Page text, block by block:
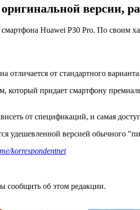
версии,
Huawei P30 Pro. По своим
от стандартного варианта.
который придает смартфону
от спецификаций, и самая
удешевленной версией обычного
korrespondentnet
сообщить об этом редакции.